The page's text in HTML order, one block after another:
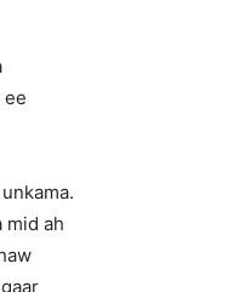
ee
mid ah